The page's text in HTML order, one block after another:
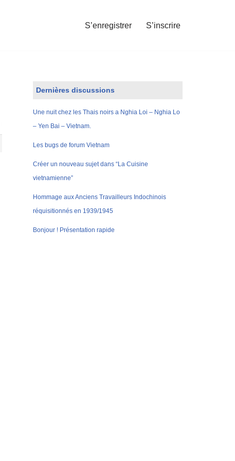
S’enregistrer S’inscrire
Dernières discussions
Une nuit chez les Thais noirs a Nghia Loi – Nghia Lo
– Yen Bai – Vietnam.
Les bugs de forum Vietnam
Créer un nouveau sujet dans “La Cuisine
vietnamienne”
Hommage aux Anciens Travailleurs Indochinois
réquisitionnés en 1939/1945
Bonjour ! Présentation rapide